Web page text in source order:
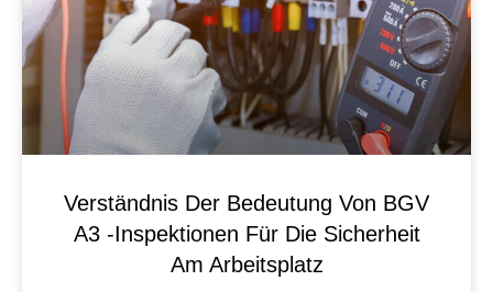
Verständnis Der Bedeutung Von BGV
A3 -Inspektionen Für Die Sicherheit
Am Arbeitsplatz